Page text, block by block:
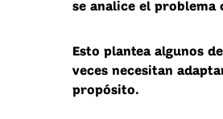
se analice el problema
Esto plantea algunos
veces necesitan
propósito.